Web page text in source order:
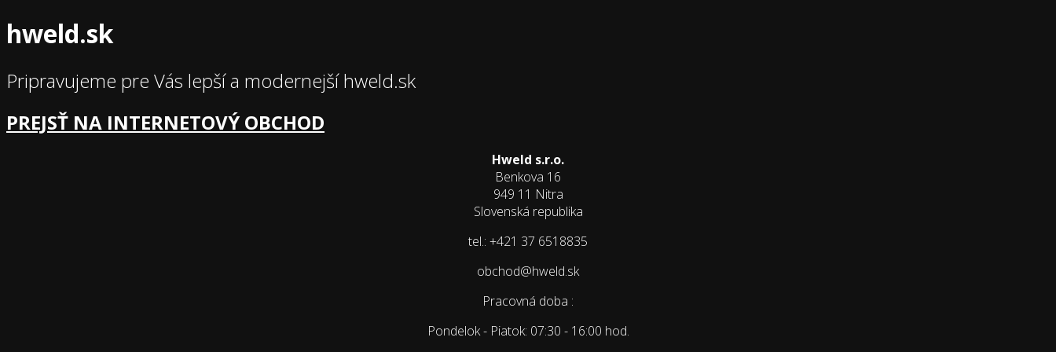
hweld.sk
Pripravujeme pre Vás lepší a modernejší hweld.sk
PREJSŤ NA INTERNETOVÝ OBCHOD
Hweld s.r.o.
Benkova 16
949 11 Nitra
Slovenská republika
tel.: +421 37 6518835
obchod@hweld.sk
Pracovná doba :
Pondelok - Piatok: 07:30 - 16:00 hod.